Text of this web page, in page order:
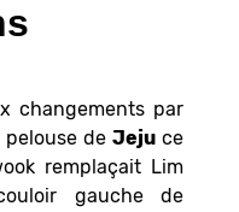
changements par
pelouse deJeju ce
remplaçait Lim
gauche de